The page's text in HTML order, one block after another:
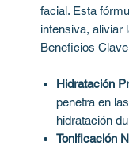
facial. Esta
intensiva, aliviar
Beneficios
Hidratación
penetra en
hidratación
Tonificación